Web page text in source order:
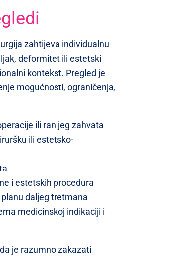
zahtijeva individualnu
deformitet ili estetski
kontekst. Pregled je
mogućnosti, ograničenja,
ili ranijeg zahvata
ili estetsko-
i estetskih procedura
daljeg tretmana
medicinskoj indikaciji i
je razumno zakazati